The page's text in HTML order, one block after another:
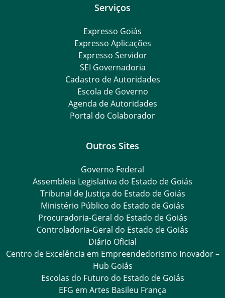
Serviços
Expresso Goiás
Expresso Aplicações
Expresso Servidor
SEI Governadoria
Cadastro de Autoridades
Escola de Governo
Agenda de Autoridades
Portal do Colaborador
Outros Sites
Governo Federal
Assembleia Legislativa do Estado de Goiás
Tribunal de Justiça do Estado de Goiás
Ministério Público do Estado de Goiás
Procuradoria-Geral do Estado de Goiás
Controladoria-Geral do Estado de Goiás
Diário Oficial
Centro de Excelência em Empreendedorismo Inovador –
Hub Goiás
Escolas do Futuro do Estado de Goiás
EFG em Artes Basileu França